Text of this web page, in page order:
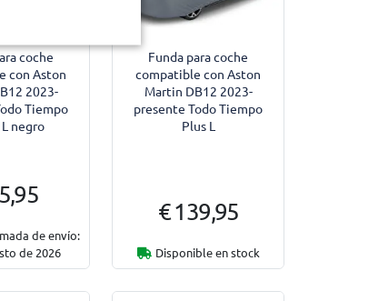
coche
con Aston
2023-
Tiempo
L negro
de envío:
de 2026
Funda para coche
compatible con Aston
Martin DB12 2023-
presente Todo Tiempo
Plus L
€ 139,95
Disponible en stock